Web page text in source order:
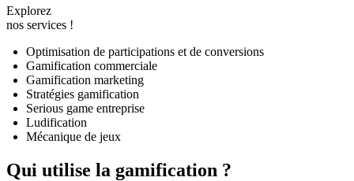
Explorez
nos services !
Optimisation de participations et de conversions
Gamification commerciale
Gamification marketing
Stratégies gamification
Serious game entreprise
Ludification
Mécanique de jeux
Qui utilise la gamification ?